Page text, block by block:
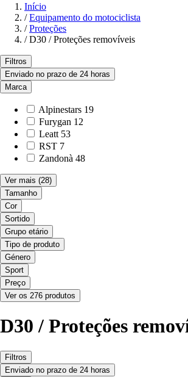
Início
/ Equipamento do motociclista
/ Proteções
/ D30 / Proteções removíveis
Filtros
Enviado no prazo de 24 horas
Marca
Alpinestars 19
Furygan 12
Leatt 53
RST 7
Zandonà 48
Ver mais (28)
Tamanho
Cor
Sortido
Grupo etário
Tipo de produto
Género
Sport
Preço
Ver os 276 produtos
D30 / Proteções
Filtros
Enviado no prazo de 24 horas